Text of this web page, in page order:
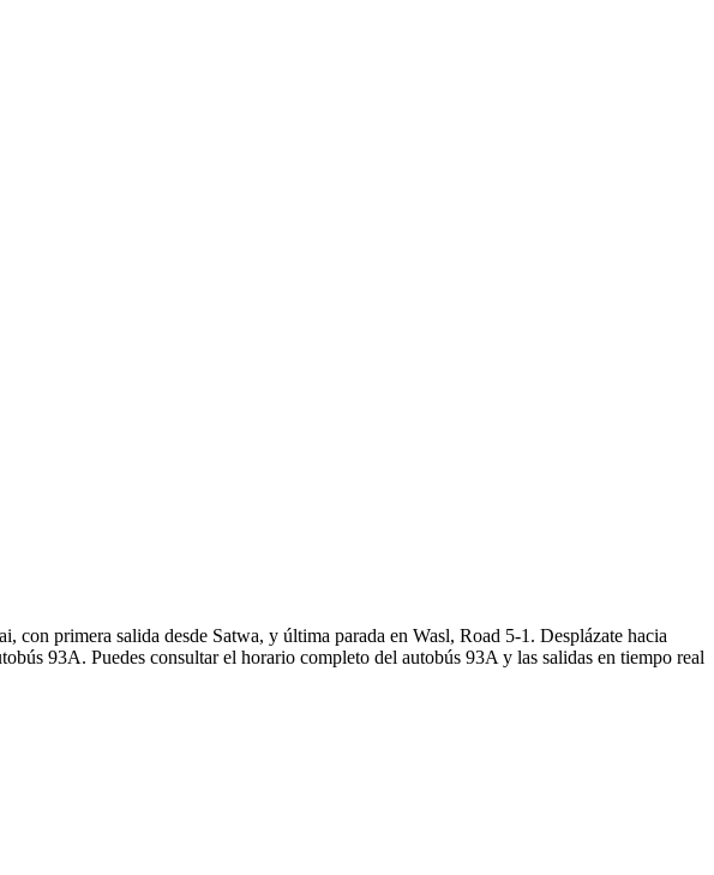
primera salida desde Satwa, y última parada en Wasl, Road 5-1. Desplázate hacia
93A. Puedes consultar el horario completo del autobús 93A y las salidas en tiempo real